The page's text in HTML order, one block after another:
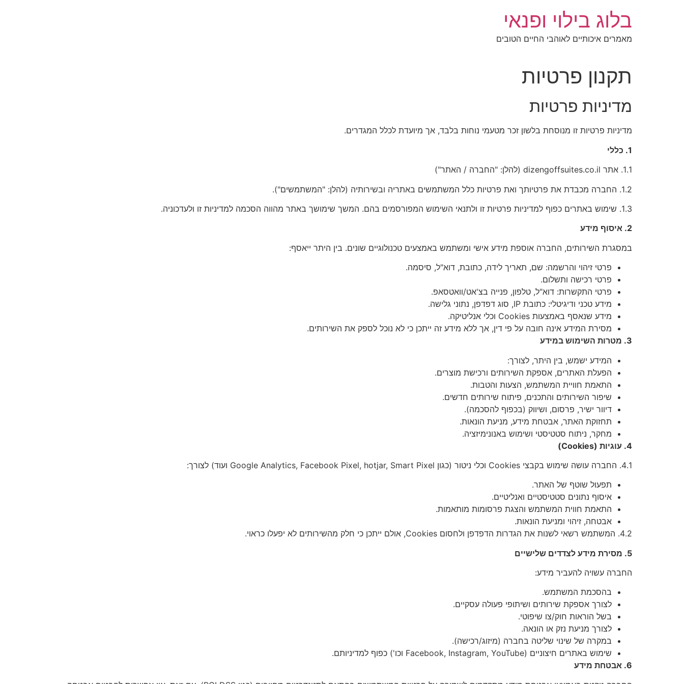
בלוג בילוי ופנאי
מאמרים איכותיים לאוהבי החיים הטובים
תקנון פרטיות
מדיניות פרטיות
מדיניות פרטיות זו מנוסחת בלשון זכר מטעמי נוחות בלבד, אך מיועדת לכלל המגדרים.
1. כללי
1.1. אתר dizengoffsuites.co.il (להלן: "החברה / האתר")
1.2. החברה מכבדת את פרטיותך ואת פרטיות כלל המשתמשים באתריה ובשירותיה (להלן: "המשתמשים").
1.3. שימוש באתרים כפוף למדיניות פרטיות זו ולתנאי השימוש המפורסמים בהם. המשך שימושך באתר מהווה הסכמה למדיניות זו ולעדכוניה.
2. איסוף מידע
במסגרת השירותים, החברה אוספת מידע אישי ומשתמש באמצעים טכנולוגיים שונים. בין היתר ייאסף:
פרטי זיהוי והרשמה: שם, תאריך לידה, כתובת, דוא"ל, סיסמה.
פרטי רכישה ותשלום.
פרטי התקשרות: דוא"ל, טלפון, פנייה בצ'אט/וואטסאפ.
מידע טכני ודיגיטלי: כתובת IP, סוג דפדפן, נתוני גלישה.
מידע שנאסף באמצעות Cookies וכלי אנליטיקה.
מסירת המידע אינה חובה על פי דין, אך ללא מידע זה ייתכן כי לא נוכל לספק את השירותים.
3. מטרות השימוש במידע
המידע ישמש, בין היתר, לצורך:
הפעלת האתרים, אספקת השירותים ורכישת מוצרים.
התאמת חוויית המשתמש, הצעות והטבות.
שיפור השירותים והתכנים, פיתוח שירותים חדשים.
דיוור ישיר, פרסום, ושיווק (בכפוף להסכמה).
תחזוקת האתר, אבטחת מידע, מניעת הונאות.
מחקר, ניתוח סטטיסטי ושימוש באנונימיזציה.
4. עוגיות (Cookies)
4.1. החברה עושה שימוש בקבצי Cookies וכלי ניטור (כגון Google Analytics, Facebook Pixel, hotjar, Smart Pixel ועוד) לצורך:
תפעול שוטף של האתר.
איסוף נתונים סטטיסטיים ואנליטיים.
התאמת חווית המשתמש והצגת פרסומות מותאמות.
אבטחה, זיהוי ומניעת הונאות.
4.2. המשתמש רשאי לשנות את הגדרות הדפדפן ולחסום Cookies, אולם ייתכן כי חלק מהשירותים לא יפעלו כראוי.
5. מסירת מידע לצדדים שלישיים
החברה עשויה להעביר מידע:
בהסכמת המשתמש.
לצורך אספקת שירותים ושיתופי פעולה עסקיים.
בשל הוראות חוק/צו שיפוטי.
לצורך מניעת נזק או הונאה.
במקרה של שינוי שליטה בחברה (מיזוג/רכישה).
שימוש באתרים חיצוניים (Facebook, Instagram, YouTube וכו') כפוף למדיניותם.
6. אבטחת מידע